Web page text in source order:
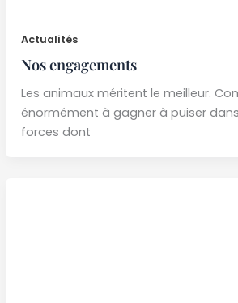
Actualités
Nos engagements
Les animaux méritent le meilleur.
énormément à gagner à puiser
forces dont